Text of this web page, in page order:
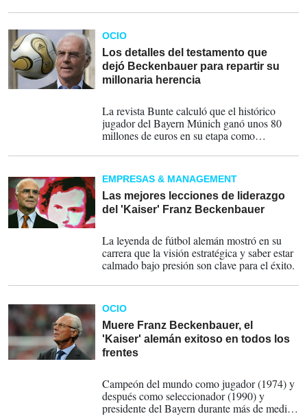
OCIO
Los detalles del testamento que
dejó Beckenbauer para repartir su
millonaria herencia
La revista Bunte calculó que el histórico
jugador del Bayern Múnich ganó unos 80
millones de euros en su etapa como
marcas de renombre global.
EMPRESAS & MANAGEMENT
Las mejores lecciones de liderazgo
del 'Kaiser' Franz Beckenbauer
La leyenda de fútbol alemán mostró en su
carrera que la visión estratégica y saber estar
calmado bajo presión son clave para el éxito.
OCIO
Muere Franz Beckenbauer, el
'Kaiser' alemán exitoso en todos los
frentes
Campeón del mundo como jugador (1974) y
después como seleccionador (1990) y
presidente del Bayern durante más de medio